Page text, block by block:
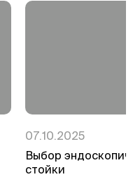
07.10.2025
Выбор
стойки